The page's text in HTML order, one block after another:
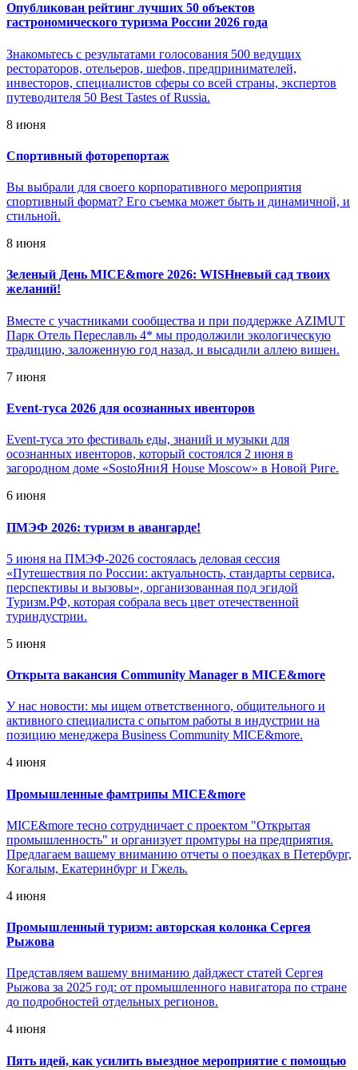
Опубликован рейтинг лучших 50 объектов
гастрономического туризма России 2026 года
Знакомьтесь с результатами голосования 500 ведущих
рестораторов, отельеров, шефов, предпринимателей,
инвесторов, специалистов сферы со всей страны, экспертов
путеводителя 50 Best Tastes of Russia.
8 июня
Спортивный фоторепортаж
Вы выбрали для своего корпоративного мероприятия
спортивный формат? Его съемка может быть и динамичной, и
стильной.
8 июня
Зеленый День MICE&more 2026: WISHневый сад твоих
желаний!
Вместе с участниками сообщества и при поддержке AZIMUT
Парк Отель Переславль 4* мы продолжили экологическую
традицию, заложенную год назад, и высадили аллею вишен.
7 июня
Event-туса 2026 для осознанных ивенторов
Event-туса это фестиваль еды, знаний и музыки для
осознанных ивенторов, который состоялся 2 июня в
загородном доме «SostoЯниЯ House Moscow» в Новой Риге.
6 июня
ПМЭФ 2026: туризм в авангарде!
5 июня на ПМЭФ-2026 состоялась деловая сессия
«Путешествия по России: актуальность, стандарты сервиса,
перспективы и вызовы», организованная под эгидой
Туризм.РФ, которая собрала весь цвет отечественной
туриндустрии.
5 июня
Открыта вакансия Community Manager в MICE&more
У нас новости: мы ищем ответственного, общительного и
активного специалиста с опытом работы в индустрии на
позицию менеджера Business Community MICE&more.
4 июня
Промышленные фамтрипы MICE&more
MICE&more тесно сотрудничает с проектом "Открытая
промышленность" и организует промтуры на предприятия.
Предлагаем вашему вниманию отчеты о поездках в Петербург,
Когалым, Екатеринбург и Гжель.
4 июня
Промышленный туризм: авторская колонка Сергея
Рыжова
Представляем вашему вниманию дайджест статей Сергея
Рыжова за 2025 год: от промышленного навигатора по стране
до подробностей отдельных регионов.
4 июня
Пять идей, как усилить выездное мероприятие с помощью